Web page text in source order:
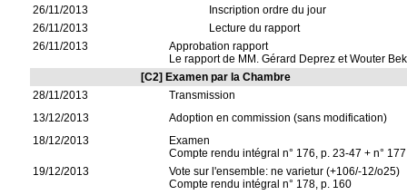
26/11/2013
Inscription ordre du jour
26/11/2013
Lecture du rapport
26/11/2013
Approbation rapport
Le rapport de MM. Gérard Deprez et Wouter
[C2] Examen par la Chambre
28/11/2013
Transmission
13/12/2013
Adoption en commission (sans modification)
18/12/2013
Examen
Compte rendu intégral n° 176, p. 23-47 + n°
19/12/2013
Vote sur l'ensemble: ne varietur (+106/-12/o25)
Compte rendu intégral n° 178, p. 160